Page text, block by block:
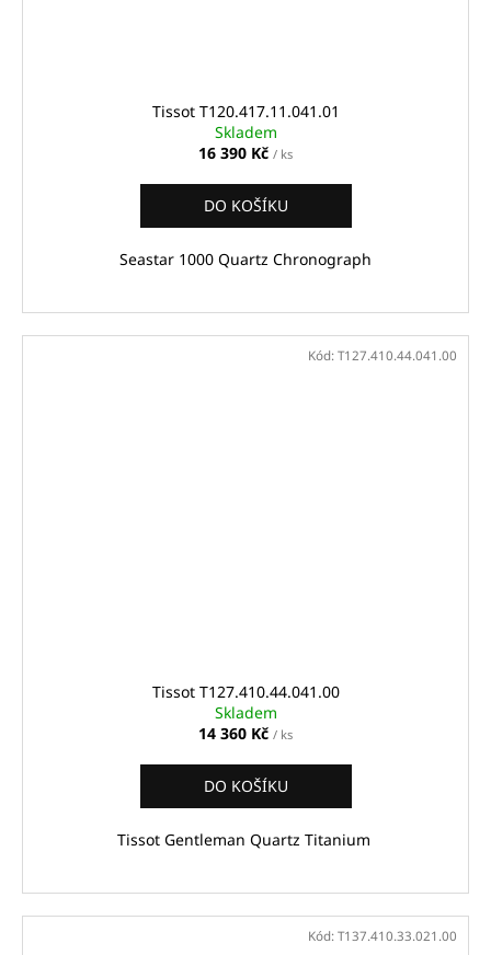
Tissot T120.417.11.041.01
Skladem
16 390 Kč / ks
DO KOŠÍKU
Seastar 1000 Quartz Chronograph
Tissot T127.410.44.041.00
Skladem
14 360 Kč / ks
DO KOŠÍKU
Tissot Gentleman Quartz Titanium
Kód: T127.410.44.041.00
Kód: T137.410.33.021.00